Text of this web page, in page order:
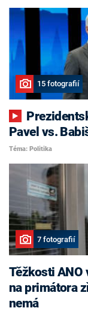
15 fotografií
Pavel vs.
Téma: Politika
7 fotografií
Těžkosti ANO
na primátora
nemá